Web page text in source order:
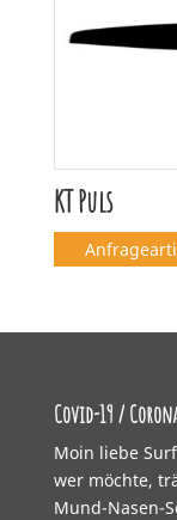
KT Puls
Covid-19 /
Moin liebe
wer möchte,
Mund-Nasen-